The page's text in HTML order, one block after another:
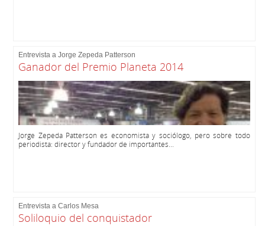
Entrevista a Jorge Zepeda Patterson
Ganador del Premio Planeta 2014
Jorge Zepeda Patterson es economista y sociólogo, pero sobre todo
periodista: director y fundador de importantes...
Entrevista a Carlos Mesa
Soliloquio del conquistador